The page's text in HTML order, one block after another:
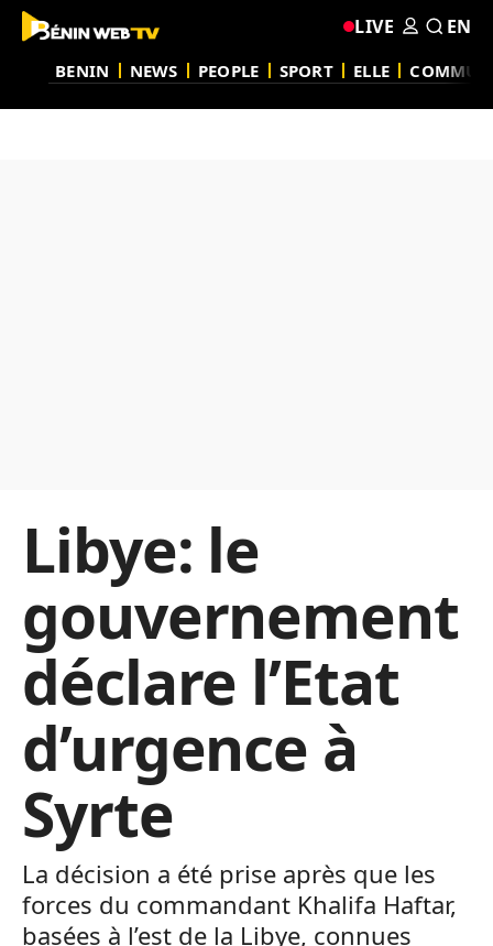
BENIN NEWS PEOPLE SPORT ELLE
LIVE EN
Libye: le
gouvernement
déclare l’Etat
d’urgence à
Syrte
La décision a été prise après que les
forces du commandant Khalifa Haftar,
basées à l’est de la Libye, connues